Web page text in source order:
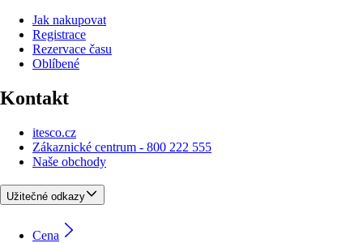
Jak nakupovat
Registrace
Rezervace času
Oblíbené
Kontakt
itesco.cz
Zákaznické centrum - 800 222 555
Naše obchody
Užitečné odkazy
Cena